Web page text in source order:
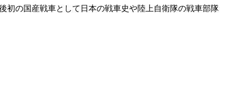
初の国産戦車として日本の戦車史や陸上自衛隊の戦車部隊